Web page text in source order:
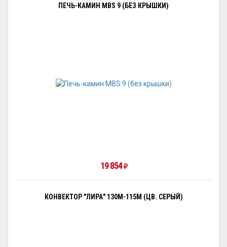
ПЕЧЬ-КАМИН MBS 9 (БЕЗ КРЫШКИ)
19 854₽
КОНВЕКТОР "ЛИРА" 130М-115М (ЦВ. СЕРЫЙ)